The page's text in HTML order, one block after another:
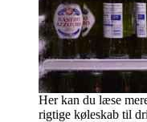
Her kan du læse
rigtige køleskab til